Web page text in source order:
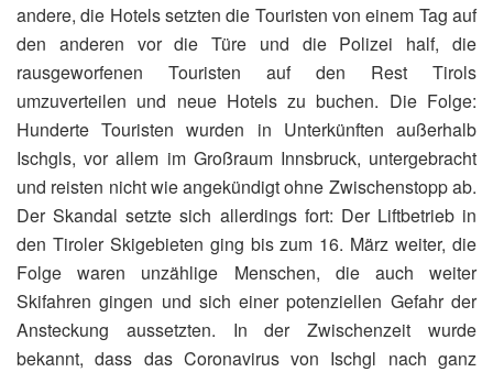
andere, die Hotels setzten die Touristen von einem Tag auf
den anderen vor die Türe und die Polizei half, die
rausgeworfenen Touristen auf den Rest Tirols
umzuverteilen und neue Hotels zu buchen. Die Folge:
Hunderte Touristen wurden in Unterkünften außerhalb
Ischgls, vor allem im Großraum Innsbruck, untergebracht
und reisten nicht wie angekündigt ohne Zwischenstopp ab.
Der Skandal setzte sich allerdings fort: Der Liftbetrieb in
den Tiroler Skigebieten ging bis zum 16. März weiter, die
Folge waren unzählige Menschen, die auch weiter
Skifahren gingen und sich einer potenziellen Gefahr der
Ansteckung aussetzten. In der Zwischenzeit wurde
bekannt, dass das Coronavirus von Ischgl nach ganz